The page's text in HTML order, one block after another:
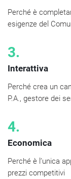
Perché è
esigenze del
3.
Interattiva
Perché crea un
P.A., gestore dei
4.
Economica
Perché è l’unica
prezzi competitivi